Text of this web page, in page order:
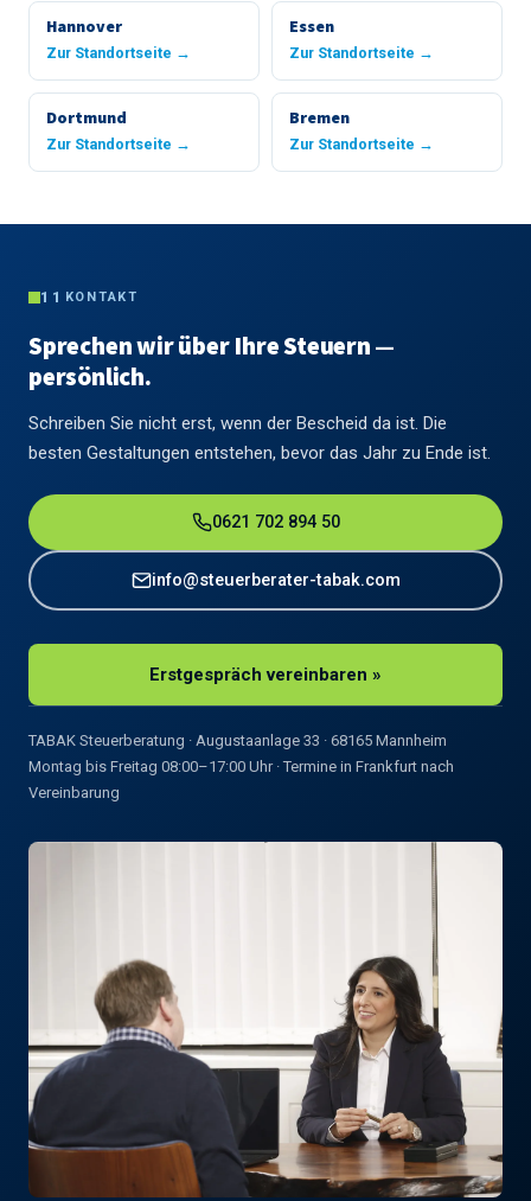
Hannover
Zur Standortseite →
Essen
Zur Standortseite →
Dortmund
Zur Standortseite →
Bremen
Zur Standortseite →
11 KONTAKT
Sprechen wir über Ihre Steuern —
persönlich.
Schreiben Sie nicht erst, wenn der Bescheid da ist. Die
besten Gestaltungen entstehen, bevor das Jahr zu Ende ist.
0621 702 894 50
info@steuerberater-tabak.com
Erstgespräch vereinbaren »
TABAK Steuerberatung · Augustaanlage 33 · 68165 Mannheim
Montag bis Freitag 08:00–17:00 Uhr · Termine in Frankfurt nach
Vereinbarung